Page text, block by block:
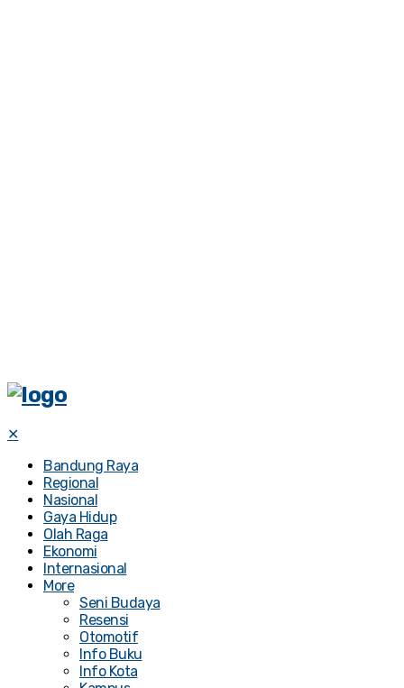
✕
Bandung Raya
Regional
Nasional
Gaya Hidup
Olah Raga
Ekonomi
Internasional
More
Seni Budaya
Resensi
Otomotif
Info Buku
Info Kota